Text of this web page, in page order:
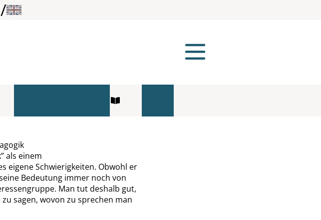
/
”als einem
eigene Schwierigkeiten. Obwohl er
Bedeutung immer noch von
Man tut deshalb gut,
sagen, wovon zu sprechen man